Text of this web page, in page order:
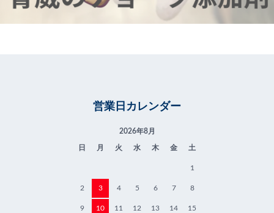
営業日カレンダー
2026年8月
日 月 火 水 木 金 土
1
2 3 4 5 6 7 8
9 10 11 12 13 14 15